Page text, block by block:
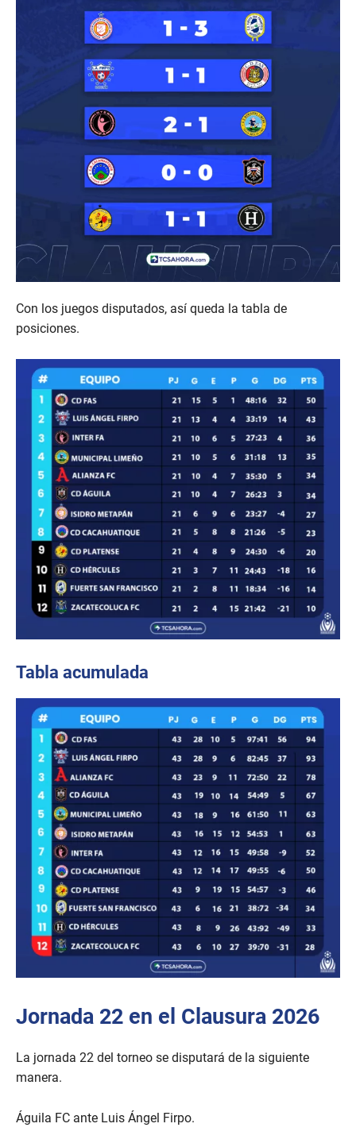
Con los juegos disputados, así queda la tabla de
posiciones.
Tabla acumulada
Jornada 22 en el Clausura 2026
La jornada 22 del torneo se disputará de la siguiente
manera.
Águila FC ante Luis Ángel Firpo.